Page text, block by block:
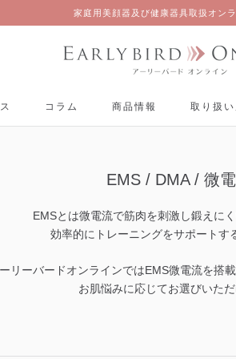
家庭用美顔器及び健康器具取扱オン
コラム
商品情報
取り扱
EMS / DMA / 微
EMSとは微電流で筋肉を刺激し鍛えに
効率的にトレーニングをサポートす
リーバードオンラインではEMS微電流を搭
お肌悩みに応じてお選びいただ